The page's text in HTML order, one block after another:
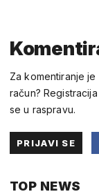
Za komentiranje
račun?
se u raspravu.
PRIJAVI SE
TOP NEWS